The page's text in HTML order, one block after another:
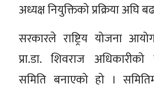
अध्यक्ष नियुक्तिको प्रक्रिया अघि
सरकारले राष्ट्रिय योजना
प्रा.डा. शिवराज
समिति बनाएको हो ।